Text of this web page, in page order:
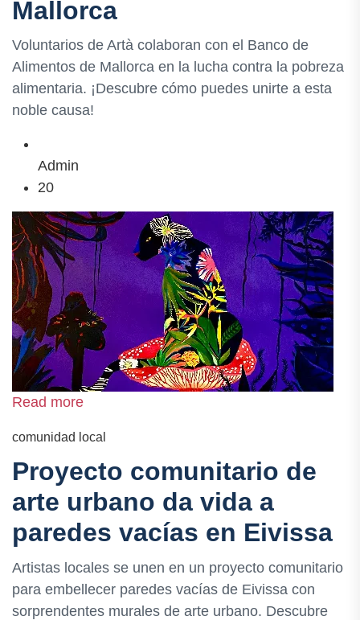
Mallorca
Voluntarios de Artà colaboran con el Banco de
Alimentos de Mallorca en la lucha contra la pobreza
alimentaria. ¡Descubre cómo puedes unirte a esta
noble causa!
Admin
20
Read more
comunidad local
Proyecto comunitario de
arte urbano da vida a
paredes vacías en Eivissa
Artistas locales se unen en un proyecto comunitario
para embellecer paredes vacías de Eivissa con
sorprendentes murales de arte urbano. Descubre